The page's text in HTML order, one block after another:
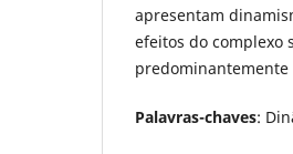
apresentam
efeitos do complexo
Palavras-chaves: